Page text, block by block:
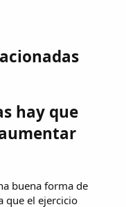
hay que
buena forma de
que el ejercicio